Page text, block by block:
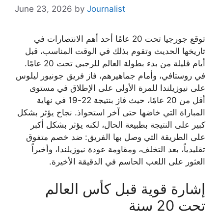
June 23, 2026 by Journalist
توقع جورجيا تحت 20 عامًا أحد أهم الانتصارات في
تاريخها الحديث وتقوم بذلك في الوقت المناسب، قبل
أيام قليلة من بدء بطولة العالم للرجبي تحت 20 عامًا.
في روستافي، وأمام جماهيرهم، فاز فريق جونيور ليلوس
على نيوزيلندا للمرة الأولى على الإطلاق في مستوى
أقل من 20 عامًا، حيث فاز بنتيجة 22-19 في نهاية
المباراة التي خاضها حتى آخر استحواذ. نجاح يؤثر بشكل
كبير على النتيجة بطبيعة الحال، لكنه يؤثر بشكل أكبر
على الطريقة التي وصل بها الفريق: ضد خصم متفوق
تقليدياً، بعد التخلف، ومقاومة عودة نيوزيلندا، وأخيراً
العثور على اللعب الحاسم في الدقيقة الأخيرة.
إشارة قوية قبل كأس العالم
تحت 20 سنة